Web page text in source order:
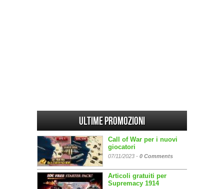
Ultime promozioni
Call of War per i nuovi
giocatori
07/11/2023 - 0 Comments
Articoli gratuiti per
Supremacy 1914